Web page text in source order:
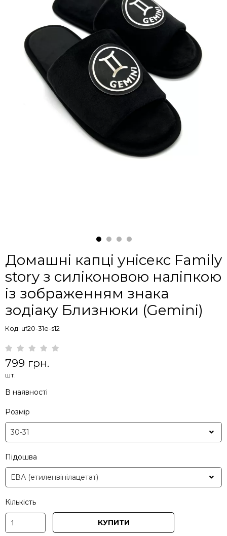
Домашні капці унісекс Family
story з силіконовою наліпкою
із зображенням знака
зодіаку Близнюки (Gemini)
Код: uf20-31e-s12
799 грн.
шт.
В наявності
Розмір
Підошва
Кількість
КУПИТИ